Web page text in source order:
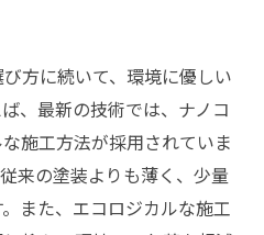
方に続いて、環境に優しい
、最新の技術では、ナノコ
施工方法が採用されていま
来の塗装よりも薄く、少量
また、エコロジカルな施工